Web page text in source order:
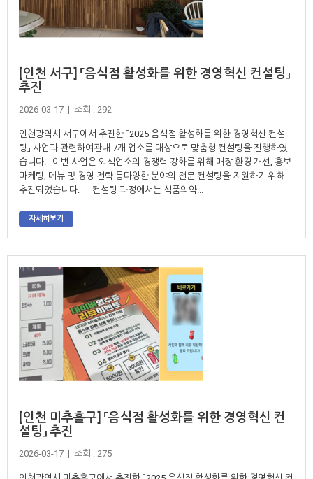
[인천 서구] 「음식점 활성화를 위한 경영혁신 컨설팅」
추진
2026-03-17 | 조회 : 292
인천광역시 서구에서 추진한 「2025 음식점 활성화를 위한 경영혁신 컨설
팅」 사업과 관련하여관내 7개 업소를 대상으로 맞춤형 컨설팅을 진행하였
습니다. 이번 사업은 외식업소의 경쟁력 강화를 위해 매장 환경 개선, 홍보
마케팅, 메뉴 및 경영 전략 등다양한 분야의 전문 컨설팅을 지원하기 위해
추진되었습니다. 컨설팅 과정에서는 식품의약...
자세히보기
[인천 미추홀구] 「음식점 활성화를 위한 경영혁신 컨
설팅」 추진
2026-03-17 | 조회 : 275